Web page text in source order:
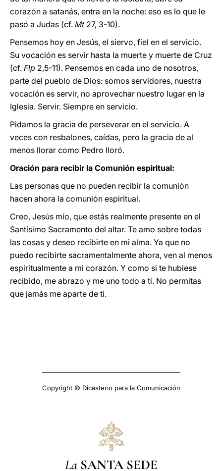
corazón a satanás, entra en la noche: eso es lo que le
pasó a Judas (cf. Mt27, 3-10).
Pensemos hoy en Jesús, el siervo, fiel en el servicio.
Su vocación es servir hasta la muerte y muerte de Cruz
(cf. Flp 2,5-11). Pensemos en cada uno de nosotros,
parte del pueblo de Dios: somos servidores, nuestra
vocación es servir, no aprovechar nuestro lugar en la
Iglesia. Servir. Siempre en servicio.
Pidamos la gracia de perseverar en el servicio. A
veces con resbalones, caídas, pero la gracia de al
menos llorar como Pedro lloró.
Oración para recibir la Comunión espiritual:
Las personas que no pueden recibir la comunión
hacen ahora la comunión espiritual.
Creo, Jesús mío, que estás realmente presente en el
Santísimo Sacramento del altar. Te amo sobre todas
las cosas y deseo recibirte en mi alma. Ya que no
puedo recibirte sacramentalmente ahora, ven al menos
espiritualmente a mi corazón. Y como si te hubiese
recibido, me abrazo y me uno todo a ti. No permitas
que jamás me aparte de ti.
Copyright © Dicasterio para la Comunicación
La SANTA SEDE